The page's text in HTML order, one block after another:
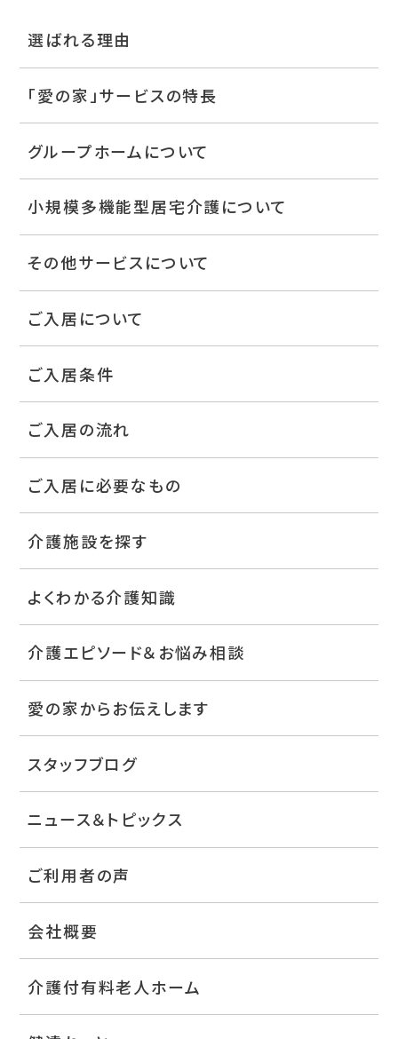
選ばれる理由
「愛の家」サービスの特長
グループホームについて
小規模多機能型居宅介護について
その他サービスについて
ご入居について
ご入居条件
ご入居の流れ
ご入居に必要なもの
介護施設を探す
よくわかる介護知識
介護エピソード＆お悩み相談
愛の家からお伝えします
スタッフブログ
ニュース＆トピックス
ご利用者の声
会社概要
介護付有料老人ホーム